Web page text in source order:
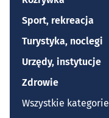
Sport, rekreacja
Turystyka, noclegi
Urzędy, instytucje
Zdrowie
Wszystkie kategorie